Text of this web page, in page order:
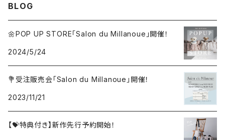
Ribbon harness
Set item
Set item
BLOG
🌼POP UP STORE「Salon du Millanoue」開催！
2024/5/24
💐受注販売会「Salon du Millanoue」開催！
2023/11/21
【💝特典付き】新作先行予約開始！